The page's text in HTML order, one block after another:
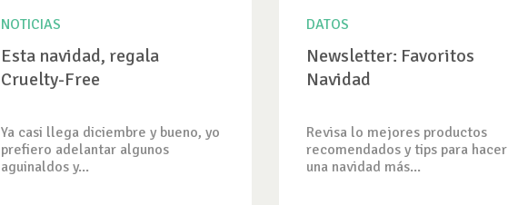
NOTICIAS
Esta navidad, regala
Cruelty-Free
Ya casi llega diciembre y bueno, yo
prefiero adelantar algunos
aguinaldos y...
DATOS
Newsletter: Favoritos
Navidad
Revisa lo mejores productos
recomendados y tips para hacer
una navidad más...